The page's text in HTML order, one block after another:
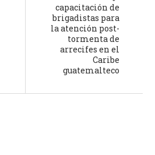
capacitación de
brigadistas para
la atención post-
tormenta de
arrecifes en el
Caribe
guatemalteco